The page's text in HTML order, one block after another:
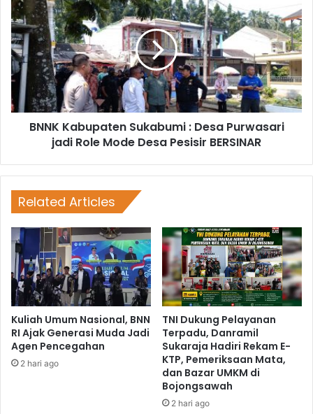
BNNK Kabupaten Sukabumi : Desa Purwasari
jadi Role Mode Desa Pesisir BERSINAR
Related Articles
Kuliah Umum Nasional, BNN
RI Ajak Generasi Muda Jadi
Agen Pencegahan
2 hari ago
TNI Dukung Pelayanan
Terpadu, Danramil
Sukaraja Hadiri Rekam E-
KTP, Pemeriksaan Mata,
dan Bazar UMKM di
Bojongsawah
2 hari ago